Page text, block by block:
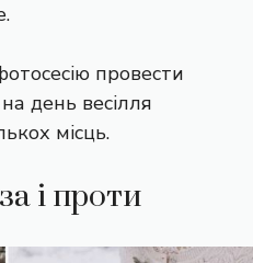
провести
день весілля
місць.
і проти